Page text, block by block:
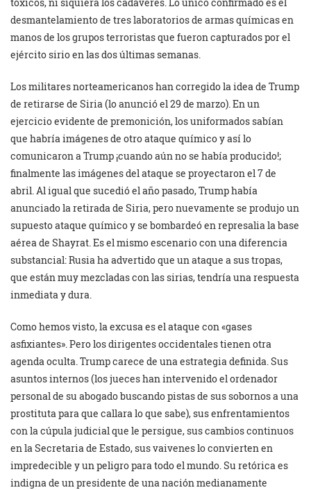
desmantelamiento de tres laboratorios de armas químicas en
manos de los grupos terroristas que fueron capturados por el
ejército sirio en las dos últimas semanas.
Los militares norteamericanos han corregido la idea de Trump
de retirarse de Siria (lo anunció el 29 de marzo). En un
ejercicio evidente de premonición, los uniformados sabían
que habría imágenes de otro ataque químico y así lo
comunicaron a Trump ¡cuando aún no se había producido!;
finalmente las imágenes del ataque se proyectaron el 7 de
abril. Al igual que sucedió el año pasado, Trump había
anunciado la retirada de Siria, pero nuevamente se produjo un
supuesto ataque químico y se bombardeó en represalia la base
aérea de Shayrat. Es el mismo escenario con una diferencia
substancial: Rusia ha advertido que un ataque a sus tropas,
que están muy mezcladas con las sirias, tendría una respuesta
inmediata y dura.
Como hemos visto, la excusa es el ataque con «gases
asfixiantes». Pero los dirigentes occidentales tienen otra
agenda oculta. Trump carece de una estrategia definida. Sus
asuntos internos (los jueces han intervenido el ordenador
personal de su abogado buscando pistas de sus sobornos a una
prostituta para que callara lo que sabe), sus enfrentamientos
con la cúpula judicial que le persigue, sus cambios continuos
en la Secretaria de Estado, sus vaivenes lo convierten en
impredecible y un peligro para todo el mundo. Su retórica es
indigna de un presidente de una nación medianamente